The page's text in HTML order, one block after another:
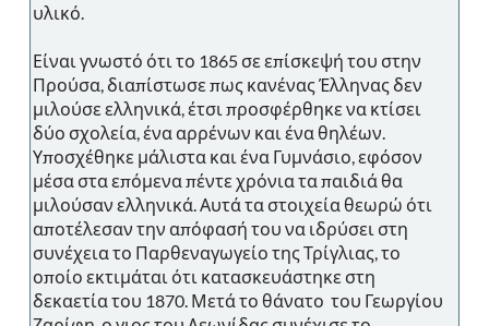
υλικό.
Είναι γνωστό ότι το 1865 σε επίσκεψή του στην
Προύσα, διαπίστωσε πως κανένας Έλληνας δεν
μιλούσε ελληνικά, έτσι προσφέρθηκε να κτίσει
δύο σχολεία, ένα αρρένων και ένα θηλέων.
Υποσχέθηκε μάλιστα και ένα Γυμνάσιο, εφόσον
μέσα στα επόμενα πέντε χρόνια τα παιδιά θα
μιλούσαν ελληνικά. Αυτά τα στοιχεία θεωρώ ότι
αποτέλεσαν την απόφασή του να ιδρύσει στη
συνέχεια το Παρθεναγωγείο της Τρίγλιας, το
οποίο εκτιμάται ότι κατασκευάστηκε στη
δεκαετία του 1870. Μετά το θάνατο του Γεωργίου